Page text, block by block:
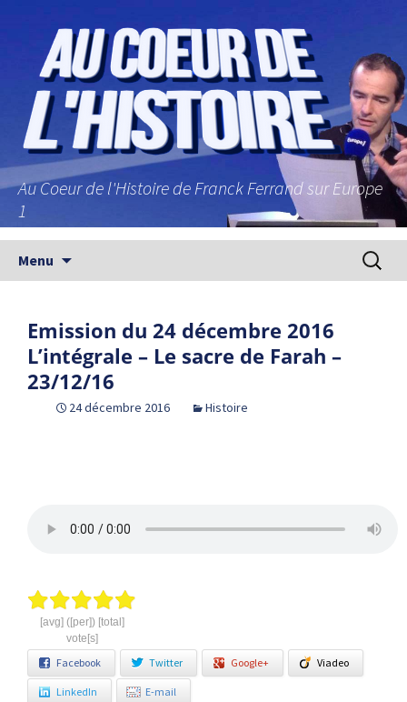
Au Coeur de l'Histoire de Franck Ferrand sur Europe
1
Menu
Emission du 24 décembre 2016
L’intégrale – Le sacre de Farah –
23/12/16
24 décembre 2016 Histoire
[avg] ([per]) [total]
vote[s]
Facebook Twitter Google+ Viadeo
LinkedIn E-mail